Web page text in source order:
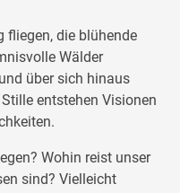
fliegen, die blühende
Wälder
über sich hinaus
entstehen Visionen
Wohin reist unser
sind? Vielleicht